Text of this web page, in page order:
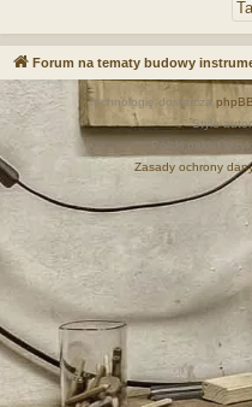
Forum na tematy budowy
Technologię dostarcza phpBB
Style
Polski pakiet
Zasady ochrony